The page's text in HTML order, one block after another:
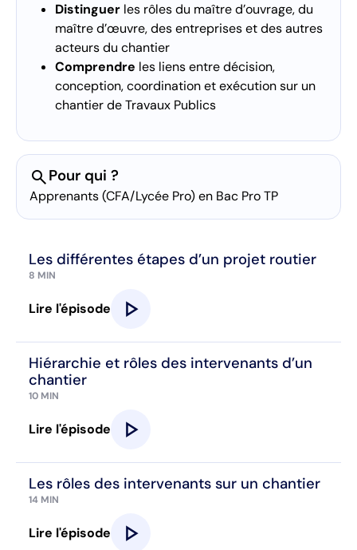
Distinguer les rôles du maître d’ouvrage, du
maître d’œuvre, des entreprises et des autres
acteurs du chantier
Comprendre les liens entre décision,
conception, coordination et exécution sur un
chantier de Travaux Publics
searchPour qui ?
Apprenants (CFA/Lycée Pro) en Bac Pro TP
Les différentes étapes d’un projet routier
8 MIN
Lire l'épisode play_arrow
Hiérarchie et rôles des intervenants d’un
chantier
10 MIN
Lire l'épisode play_arrow
Les rôles des intervenants sur un chantier
14 MIN
Lire l'épisode play_arrow